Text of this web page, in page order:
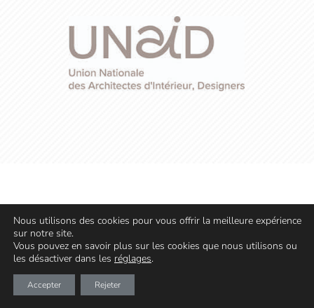
Nous utilisons des cookies pour vous offrir la meilleure expérience
sur notre site.
Vous pouvez en savoir plus sur les cookies que nous utilisons ou
les désactiver dans les réglages.
Accepter Rejeter